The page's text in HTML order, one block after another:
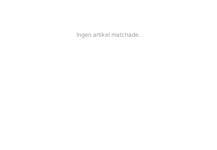
Ingen artikel matchade.